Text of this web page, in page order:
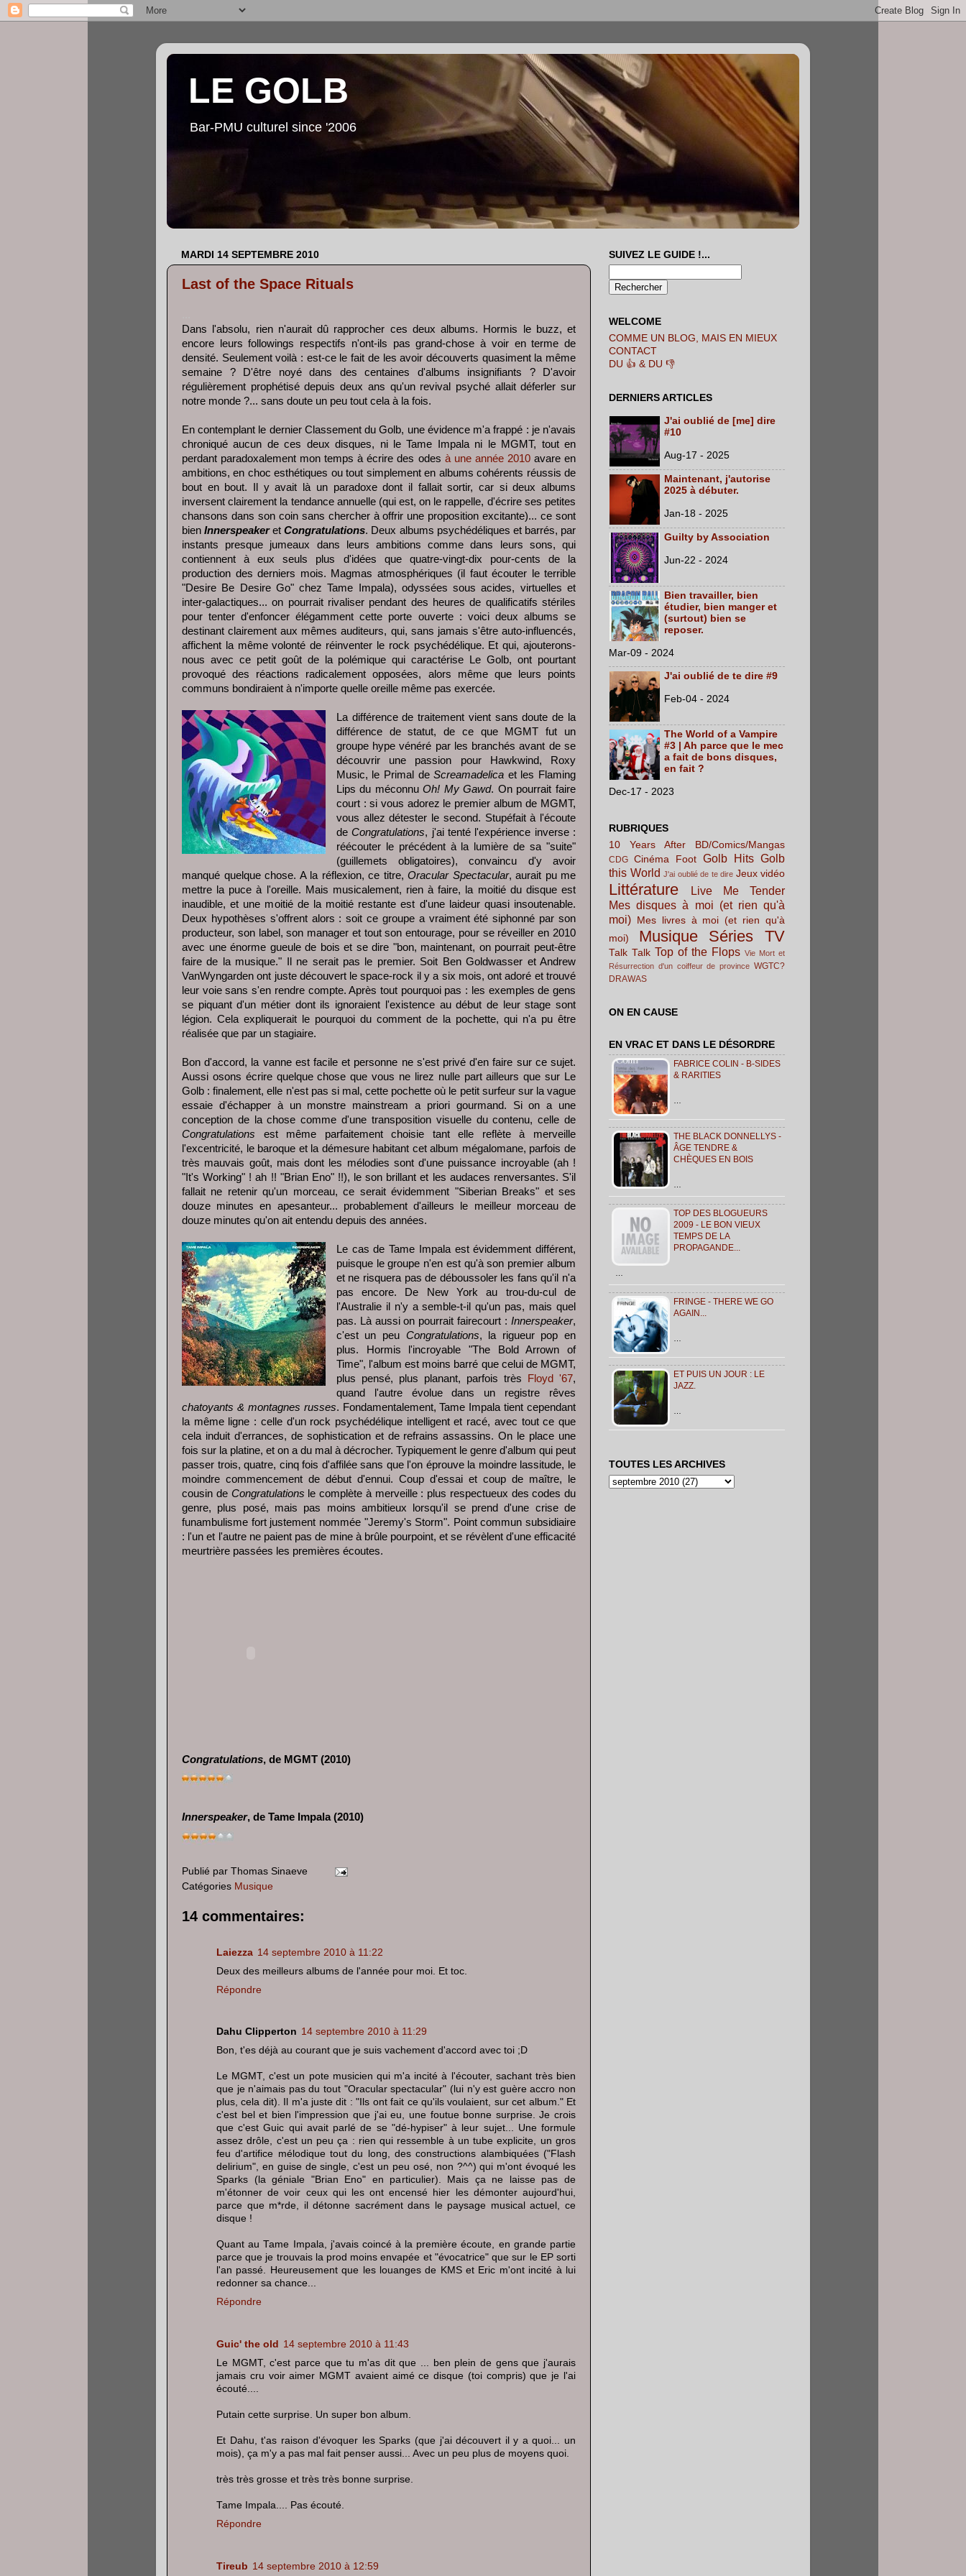
LE GOLB
Bar-PMU culturel since '2006
MARDI 14 SEPTEMBRE 2010
Last of the Space Rituals
Dans l'absolu, rien n'aurait dû rapprocher ces deux albums. Hormis le buzz, et
encore leurs followings respectifs n'ont-ils pas grand-chose à voir en terme de
densité. Seulement voilà : est-ce le fait de les avoir découverts quasiment la même
semaine ? D'être noyé dans des centaines d'albums insignifiants ? D'avoir
régulièrement prophétisé depuis deux ans qu'un revival psyché allait déferler sur
notre monde ?... sans doute un peu tout cela à la fois.
En contemplant le dernier Classement du Golb, une évidence m'a frappé : je n'avais
chroniqué aucun de ces deux disques, ni le Tame Impala ni le MGMT, tout en
perdant paradoxalement mon temps à écrire des odes à une année 2010avare en
ambitions, en choc esthétiques ou tout simplement en albums cohérents réussis de
bout en bout. Il y avait là un paradoxe dont il fallait sortir, car si deux albums
inversent clairement la tendance annuelle (qui est, on le rappelle, d'écrire ses petites
chansons dans son coin sans chercher à offrir une proposition excitante)... ce sont
bienInnerspeakeretCongratulations. Deux albums psychédéliques et barrés, par
instants presque jumeaux dans leurs ambitions comme dans leurs sons, qui
contiennent à eux seuls plus d'idées que quatre-vingt-dix pour-cents de la
production des derniers mois. Magmas atmosphériques (il faut écouter le terrible
"Desire Be Desire Go" chez Tame Impala), odyssées sous acides, virtuelles et
inter-galactiques... on pourrait rivaliser pendant des heures de qualificatifs stériles
pour tenter d'enfoncer élégamment cette porte ouverte : voici deux albums se
destinant clairement aux mêmes auditeurs, qui, sans jamais s'être auto-influencés,
affichent la même volonté de réinventer le rock psychédélique. Et qui, ajouterons-
nous avec ce petit goût de la polémique qui caractérise Le Golb, ont pourtant
provoqué des réactions radicalement opposées, alors même que leurs points
communs bondiraient à n'importe quelle oreille même pas exercée.
La différence de traitement vient sans doute de la
différence de statut, de ce que MGMT fut un
groupe hype vénéré par les branchés avant de se
découvrir une passion pour Hawkwind, Roxy
Music, le Primal deScreamadelica et les Flaming
Lips du méconnuOh! My Gawd. On pourrait faire
court : si vous adorez le premier album de MGMT,
vous allez détester le second. Stupéfait à l'écoute
deCongratulations, j'ai tenté l'expérience inverse :
réécouter le précédent à la lumière de sa "suite"
(guillemets obligatoires), convaincu d'y avoir
manqué quelque chose. A la réflexion, ce titre, Oracular Spectacular, aurait pu me
mettre la puce à l'oreille. Mais musicalement, rien à faire, la moitié du disque est
inaudible, et une moitié de la moitié restante est d'une laideur quasi insoutenable.
Deux hypothèses s'offrent alors : soit ce groupe a vraiment été siphonné par son
producteur, son label, son manager et tout son entourage, pour se réveiller en 2010
avec une énorme gueule de bois et se dire "bon, maintenant, on pourrait peut-être
faire de la musique." Il ne serait pas le premier. Soit Ben Goldwasser et Andrew
VanWyngarden ont juste découvert le space-rock il y a six mois, ont adoré et trouvé
leur voie sans s'en rendre compte. Après tout pourquoi pas : les exemples de gens
se piquant d'un métier dont ils ignoraient l'existence au début de leur stage sont
légion. Cela expliquerait le pourquoi du comment de la pochette, qui n'a pu être
réalisée que par un stagiaire.
Bon d'accord, la vanne est facile et personne ne s'est privé d'en faire sur ce sujet.
Aussi osons écrire quelque chose que vous ne lirez nulle part ailleurs que sur Le
Golb : finalement, elle n'est pas si mal, cette pochette où le petit surfeur sur la vague
essaie d'échapper à un monstre mainstream a priori gourmand. Si on a une
conception de la chose comme d'une transposition visuelle du contenu, celle de
Congratulations est même parfaitement choisie tant elle reflète à merveille
l'excentricité, le baroque et la démesure habitant cet album mégalomane, parfois de
très mauvais goût, mais dont les mélodies sont d'une puissance incroyable (ah !
"It's Working" ! ah !! "Brian Eno" !!), le son brillant et les audaces renversantes. S'il
fallait ne retenir qu'un morceau, ce serait évidemment "Siberian Breaks" et ses
douze minutes en apesanteur... probablement d'ailleurs le meilleur morceau de
douze minutes qu'on ait entendu depuis des années.
Le cas de Tame Impala est évidemment différent,
puisque le groupe n'en est qu'à son premier album
et ne risquera pas de déboussoler les fans qu'il n'a
pas encore. De New York au trou-du-cul de
l'Australie il n'y a semble-t-il qu'un pas, mais quel
pas. Là aussi on pourrait fairecourt : Innerspeaker,
c'est un peu Congratulations, la rigueur pop en
plus. Hormis l'incroyable "The Bold Arrown of
Time", l'album est moins barré que celui de MGMT,
plus pensé, plus planant, parfois très Floyd '67,
quand l'autre évolue dans un registre rêves
chatoyants & montagnes russes. Fondamentalement, Tame Impala tient cependant
la même ligne : celle d'un rock psychédélique intelligent et racé, avec tout ce que
cela induit d'errances, de sophistication et de refrains assassins. On le place une
fois sur la platine, et on a du mal à décrocher. Typiquement le genre d'album qui peut
passer trois, quatre, cinq fois d'affilée sans que l'on éprouve la moindre lassitude, le
moindre commencement de début d'ennui. Coup d'essai et coup de maître, le
cousin de Congratulations le complète à merveille : plus respectueux des codes du
genre, plus posé, mais pas moins ambitieux lorsqu'il se prend d'une crise de
funambulisme fort justement nommée "Jeremy's Storm". Point commun subsidiaire
: l'un et l'autre ne paient pas de mine à brûle pourpoint, et se révèlent d'une efficacité
meurtrière passées les premières écoutes.
Congratulations, de MGMT (2010)
Innerspeaker, de Tame Impala (2010)
Publié par Thomas Sinaeve
Catégories Musique
14 commentaires:
Laiezza 14 septembre 2010 à 11:22
Deux des meilleurs albums de l'année pour moi. Et toc.
Répondre
Dahu Clipperton 14 septembre 2010 à 11:29
Bon, t'es déjà au courant que je suis vachement d'accord avec toi ;D
Le MGMT, c'est un pote musicien qui m'a incité à l'écouter, sachant très bien
que je n'aimais pas du tout "Oracular spectacular" (lui n'y est guère accro non
plus, cela dit). Il m'a juste dit : "Ils ont fait ce qu'ils voulaient, sur cet album." Et
c'est bel et bien l'impression que j'ai eu, une foutue bonne surprise. Je crois
que c'est Guic qui avait parlé de se "dé-hypiser" à leur sujet... Une formule
assez drôle, c'est un peu ça : rien qui ressemble à un tube explicite, un gros
feu d'artifice mélodique tout du long, des constructions alambiquées ("Flash
delirium", en guise de single, c'est un peu osé, non ?^^) qui m'ont évoqué les
Sparks (la géniale "Brian Eno" en particulier). Mais ça ne laisse pas de
m'étonner de voir ceux qui les ont encensé hier les démonter aujourd'hui,
parce que m*rde, il détonne sacrément dans le paysage musical actuel, ce
disque !
Quant au Tame Impala, j'avais coincé à la première écoute, en grande partie
parce que je trouvais la prod moins envapée et "évocatrice" que sur le EP sorti
l'an passé. Heureusement que les louanges de KMS et Eric m'ont incité à lui
redonner sa chance...
Répondre
Guic' the old
14 septembre 2010 à 11:43
Le MGMT, c'est parce que tu m'as dit que ... ben plein de gens que j'aurais
jamais cru voir aimer MGMT avaient aimé ce disque (toi compris) que je l'ai
écouté....
Putain cette surprise. Un super bon album.
Et Dahu, t'as raison d'évoquer les Sparks (que j'ai découvert il y a quoi... un
mois), ça m'y a pas mal fait penser aussi... Avec un peu plus de moyens quoi.
très très grosse et très très bonne surprise.
Tame Impala.... Pas écouté.
Répondre
Tireub 14 septembre 2010 à 12:59
SUIVEZ LE GUIDE !...
WELCOME
COMME UN BLOG, MAIS EN MIEUX
CONTACT
DU 👍 & DU 👎
DERNIERS ARTICLES
J'ai oublié de [me] dire
#10
Aug-17 - 2025
Maintenant, j'autorise
2025 à débuter.
Jan-18 - 2025
Guilty by Association
Jun-22 - 2024
Bien travailler, bien
étudier, bien manger et
(surtout) bien se
reposer.
Mar-09 - 2024
J'ai oublié de te dire #9
Feb-04 - 2024
The World of a Vampire
#3 | Ah parce que le mec
a fait de bons disques,
en fait ?
Dec-17 - 2023
RUBRIQUES
10 Years After
BD/Comics/Mangas
CDG Cinéma Foot Golb Hits Golb
this World J'ai oublié de te dire Jeux vidéo
Littérature
Live Me Tender
Mes disques à moi (et rien qu'à
moi) Mes livres à moi (et rien qu'à
moi)
Musique Séries TV
Talk Talk Top of the Flops Vie Mort et
Résurrection d'un coiffeur de province WGTC?
DRAWAS
ON EN CAUSE
EN VRAC ET DANS LE DÉSORDRE
FABRICE COLIN - B-SIDES
& RARITIES
THE BLACK DONNELLYS -
ÂGE TENDRE &
CHÈQUES EN BOIS
TOP DES BLOGUEURS
2009 - LE BON VIEUX
TEMPS DE LA
PROPAGANDE...
FRINGE - THERE WE GO
AGAIN...
ET PUIS UN JOUR : LE
JAZZ.
TOUTES LES ARCHIVES